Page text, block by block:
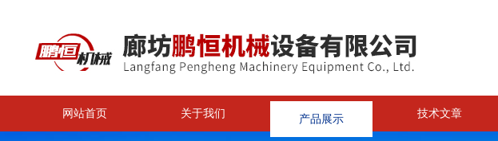
网站首页 关于我们 产品展示 技术文章